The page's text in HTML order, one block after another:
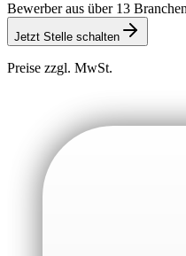
Bewerber aus über 13 Branchen
Jetzt Stelle schalten
Preise zzgl. MwSt.